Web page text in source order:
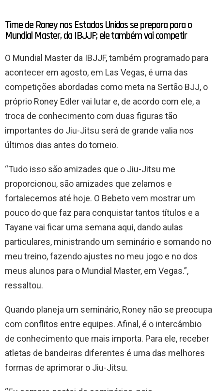
Time de Roney nos Estados Unidos se prepara para o
Mundial Master, da IBJJF; ele também vai competir
O Mundial Master da IBJJF, também programado para
acontecer em agosto, em Las Vegas, é uma das
competições abordadas como meta na Sertão BJJ, o
próprio Roney Edler vai lutar e, de acordo com ele, a
troca de conhecimento com duas figuras tão
importantes do Jiu-Jitsu será de grande valia nos
últimos dias antes do torneio.
“Tudo isso são amizades que o Jiu-Jitsu me
proporcionou, são amizades que zelamos e
fortalecemos até hoje. O Bebeto vem mostrar um
pouco do que faz para conquistar tantos títulos e a
Tayane vai ficar uma semana aqui, dando aulas
particulares, ministrando um seminário e somando no
meu treino, fazendo ajustes no meu jogo e no dos
meus alunos para o Mundial Master, em Vegas.”,
ressaltou.
Quando planeja um seminário, Roney não se preocupa
com conflitos entre equipes. Afinal, é o intercâmbio
de conhecimento que mais importa. Para ele, receber
atletas de bandeiras diferentes é uma das melhores
formas de aprimorar o Jiu-Jitsu.